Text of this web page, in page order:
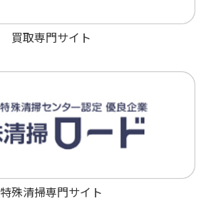
買取専門サイト
特殊清掃専門サイト